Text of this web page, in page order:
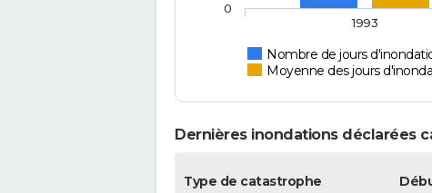
Nombre de jours
Moyenne des jours
1993
0
Dernières inondations déclarées
Type de catastrophe